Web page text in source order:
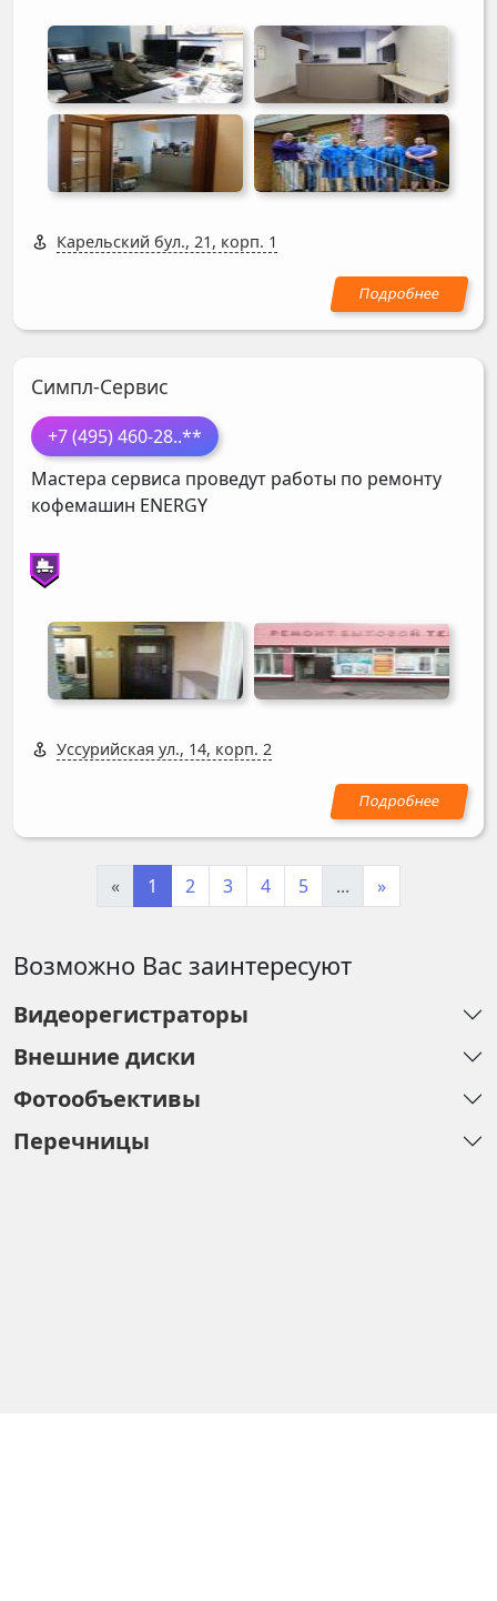
Карельский бул., 21, корп. 1
Симпл-Сервис
+7 (495) 460-28..**
Мастера сервиса проведут работы по ремонту
кофемашин ENERGY
Уссурийская ул., 14, корп. 2
« 1 2 3 4 5 ... »
Возможно Вас заинтересуют
Видеорегистраторы
Внешние диски
Фотообъективы
Перечницы